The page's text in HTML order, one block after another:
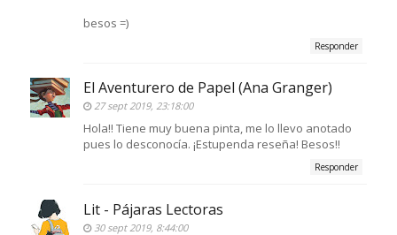
besos =)
Responder
El Aventurero de Papel (Ana Granger)
27 sept 2019, 23:18:00
Hola!! Tiene muy buena pinta, me lo llevo anotado
pues lo desconocía. ¡Estupenda reseña! Besos!!
Responder
Lit - Pájaras Lectoras
30 sept 2019, 8:44:00